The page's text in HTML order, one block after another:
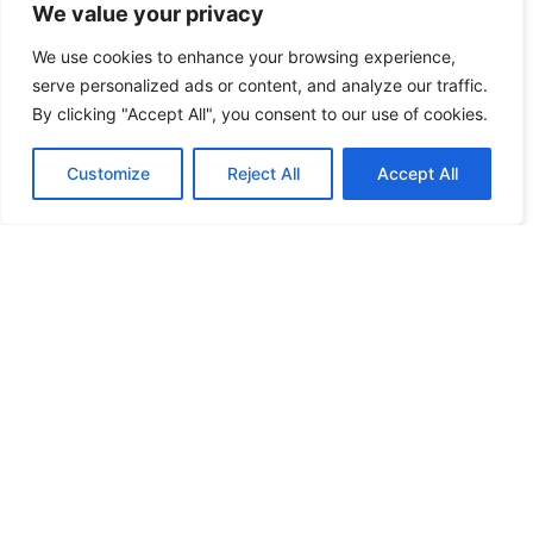
We value your privacy
We use cookies to enhance your browsing experience,
serve personalized ads or content, and analyze our traffic.
By clicking "Accept All", you consent to our use of cookies.
Customize Reject All Accept All